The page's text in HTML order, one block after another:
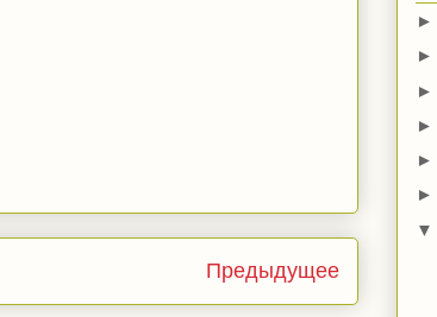
Предыдущее
►
►
►
►
►
►
▼